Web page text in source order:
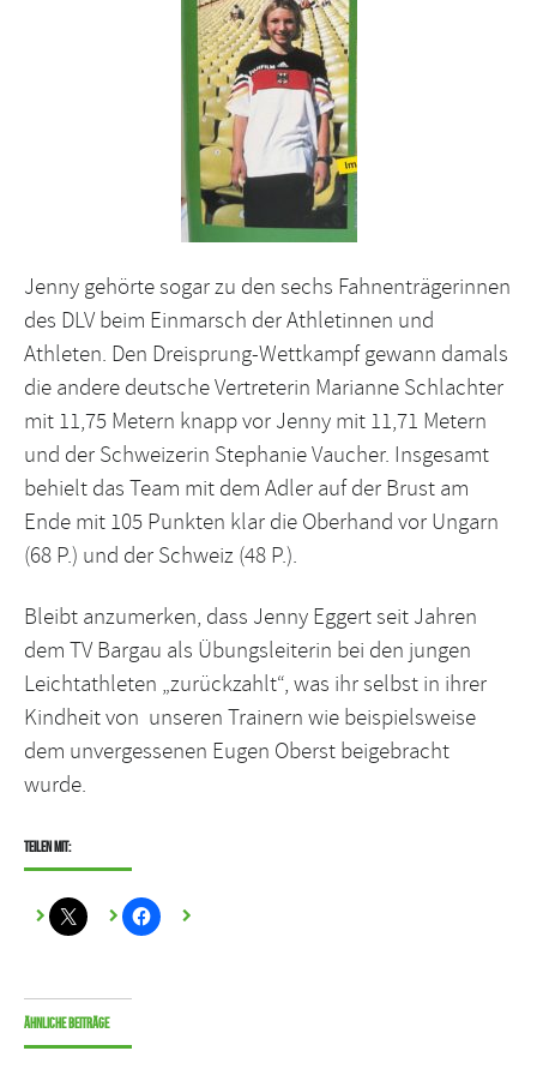
Jenny gehörte sogar zu den sechs Fahnenträgerinnen
des DLV beim Einmarsch der Athletinnen und
Athleten. Den Dreisprung-Wettkampf gewann damals
die andere deutsche Vertreterin Marianne Schlachter
mit 11,75 Metern knapp vor Jenny mit 11,71 Metern
und der Schweizerin Stephanie Vaucher. Insgesamt
behielt das Team mit dem Adler auf der Brust am
Ende mit 105 Punkten klar die Oberhand vor Ungarn
(68 P.) und der Schweiz (48 P.).
Bleibt anzumerken, dass Jenny Eggert seit Jahren
dem TV Bargau als Übungsleiterin bei den jungen
Leichtathleten „zurückzahlt“, was ihr selbst in ihrer
Kindheit von unseren Trainern wie beispielsweise
dem unvergessenen Eugen Oberst beigebracht
wurde.
Teilen mit:
Ähnliche Beiträge